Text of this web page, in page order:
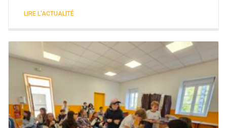
LIRE L'ACTUALITÉ